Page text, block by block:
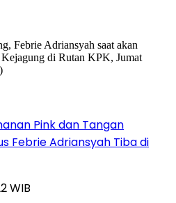
Pink dan Tangan
Febrie Adriansyah Tiba di
WIB